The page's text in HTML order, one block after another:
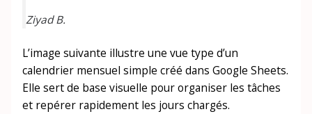
Ziyad B.
L’image suivante illustre une vue type d’un
calendrier mensuel simple créé dans Google Sheets.
Elle sert de base visuelle pour organiser les tâches
et repérer rapidement les jours chargés.